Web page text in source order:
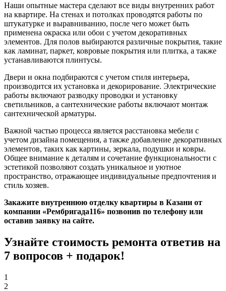
Наши опытные мастера сделают все виды внутренних работ
на квартире. На стенах и потолках проводятся работы по
штукатурке и выравниванию, после чего может быть
применена окраска или обои с учетом декоративных
элементов. Для полов выбираются различные покрытия, такие
как ламинат, паркет, ковровые покрытия или плитка, а также
устанавливаются плинтусы.
Двери и окна подбираются с учетом стиля интерьера,
производится их установка и декорирование. Электрические
работы включают разводку проводки и установку
светильников, а сантехнические работы включают монтаж
сантехнической арматуры.
Важной частью процесса является расстановка мебели с
учетом дизайна помещения, а также добавление декоративных
элементов, таких как картины, зеркала, подушки и ковры.
Общее внимание к деталям и сочетание функциональности с
эстетикой позволяют создать уникальное и уютное
пространство, отражающее индивидуальные предпочтения и
стиль хозяев.
Закажите внутреннюю отделку квартиры в Казани от
компании «Рембригада116» позвонив по телефону или
оставив заявку на сайте.
Узнайте стоимость ремонта ответив на
7 вопросов + подарок!
1
2